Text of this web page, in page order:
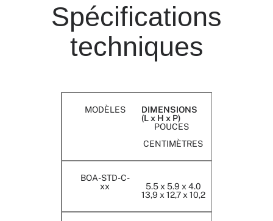
Spécifications
techniques
MODÈLES
DIMENSIONS
(L x H x P)
POUCES
CENTIMÈTRES
BOA-STD-C-
xx
5.5 x 5.9 x 4.0
13,9 x 12,7 x 10,2